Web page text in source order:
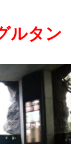
ルタン